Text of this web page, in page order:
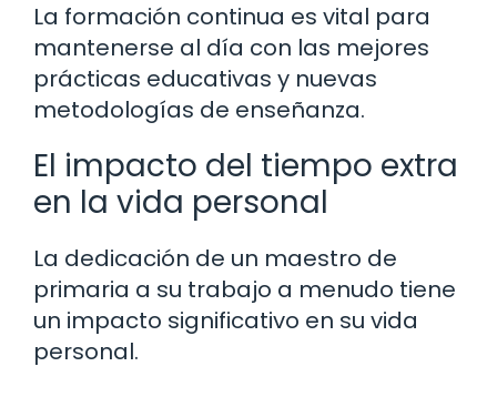
La formación continua es vital para
mantenerse al día con las mejores
prácticas educativas y nuevas
metodologías de enseñanza.
El impacto del tiempo extra
en la vida personal
La dedicación de un maestro de
primaria a su trabajo a menudo tiene
un impacto significativo en su vida
personal.